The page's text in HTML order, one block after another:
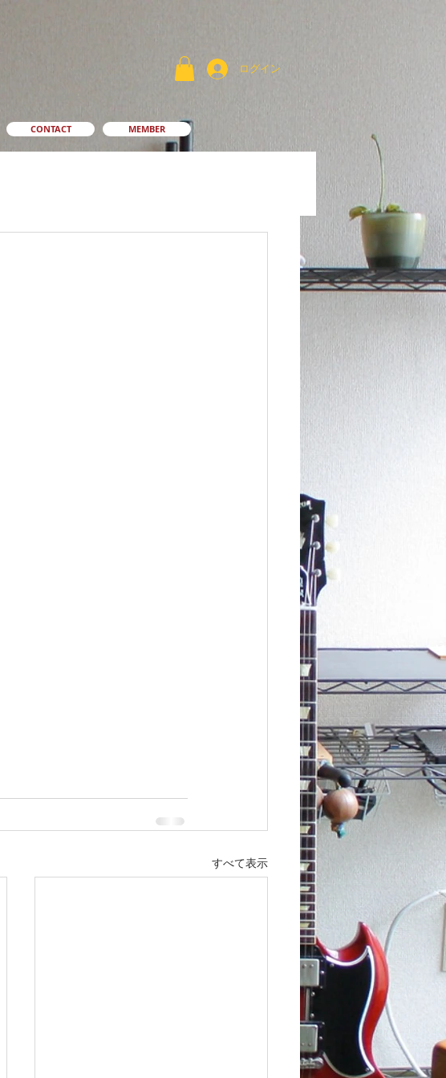
ログイン
CONTACT MEMBER
すべて表示